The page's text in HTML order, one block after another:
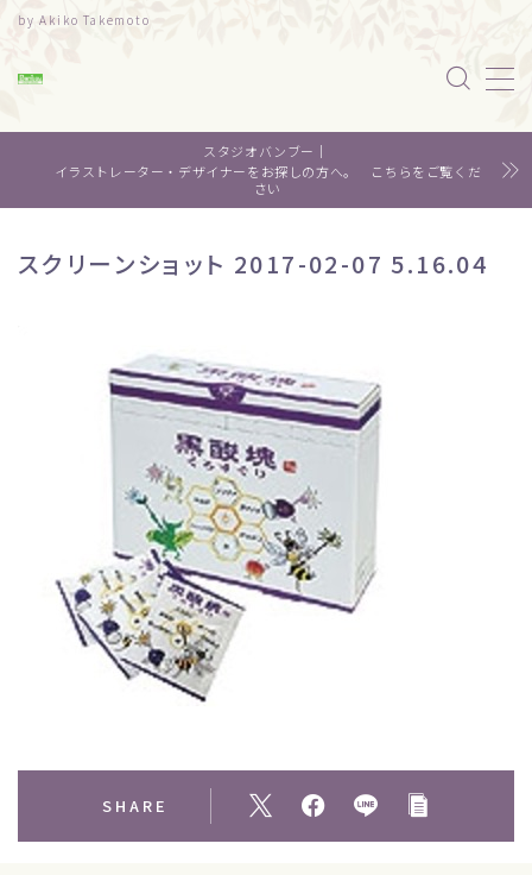
by Akiko Takemoto
MENU
水彩｜食べ物
スタジオバンブー｜
イラストレーター・デザイナーをお探しの方へ。 こちらをご覧くだ
さい
スクリーンショット 2017-02-07 5.16.04
SHARE